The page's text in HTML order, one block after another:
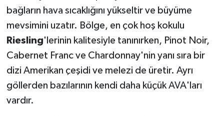
bağların hava sıcaklığını yükseltir ve büyüme
mevsimini uzatır. Bölge, en çok hoş kokulu
Riesling'lerinin kalitesiyle tanınırken, Pinot Noir,
Cabernet Franc ve Chardonnay'nin yanı sıra bir
dizi Amerikan çeşidi ve melezi de üretir. Ayrı
göllerden bazılarının kendi daha küçük AVA'ları
vardır.